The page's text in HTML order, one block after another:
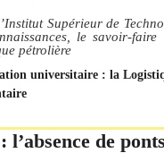
Supérieur de
le savoir-
pétrolière
universitaire : la
l’absence de